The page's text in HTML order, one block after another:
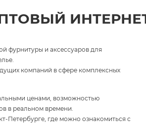
фурнитуры и аксессуаров для
компаний в сфере комплексных
ценами, возможностью
в реальном времени.
Петербурге, где можно ознакомиться с